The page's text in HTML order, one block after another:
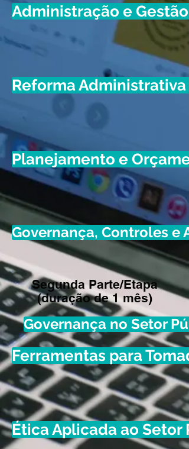
Administração e Gestão
Reforma
Planejamento e
Governança, Controles e
Segunda Parte/Etapa
(duração de 1 mês)
Governança no Setor
Ferramentas para
Ética Aplicada ao Setor